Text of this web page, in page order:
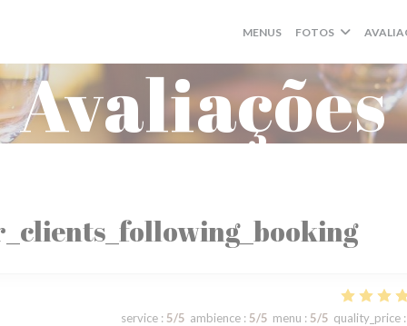
MENUS FOTOS
Avaliações
service: 5/5 ambience: 5/5 menu : 5/5 quality_price: